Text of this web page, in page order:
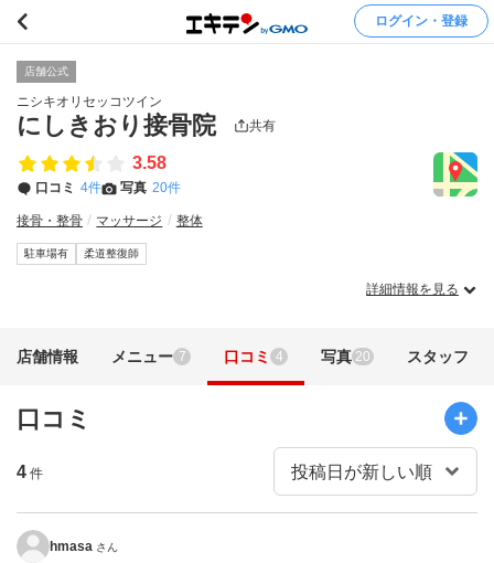
ログイン・登録
店舗公式
ニシキオリセッコツイン
にしきおり接骨院 共有
3.58
口コミ 4件 写真 20件
接骨・整骨 マッサージ 整体
駐車場有 柔道整復師
詳細情報を見る
店舗情報 メニュー 7 口コミ 4 写真 20 スタッフ
口コミ
4 件
hmasa さん